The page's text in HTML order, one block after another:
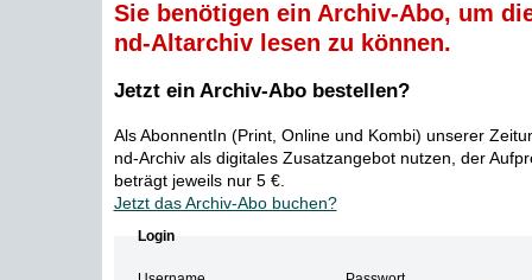
Sie benötigen ein Archiv-Abo, um
nd-Altarchiv lesen zu können.
Jetzt ein Archiv-Abo bestellen?
Als AbonnentIn (Print, Online und Kombi) unserer
nd-Archiv als digitales Zusatzangebot nutzen, der
beträgt jeweils nur 5 €.
Jetzt das Archiv-Abo buchen?
Login